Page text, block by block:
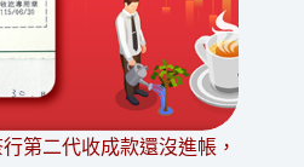
第二代收成款還沒進帳，